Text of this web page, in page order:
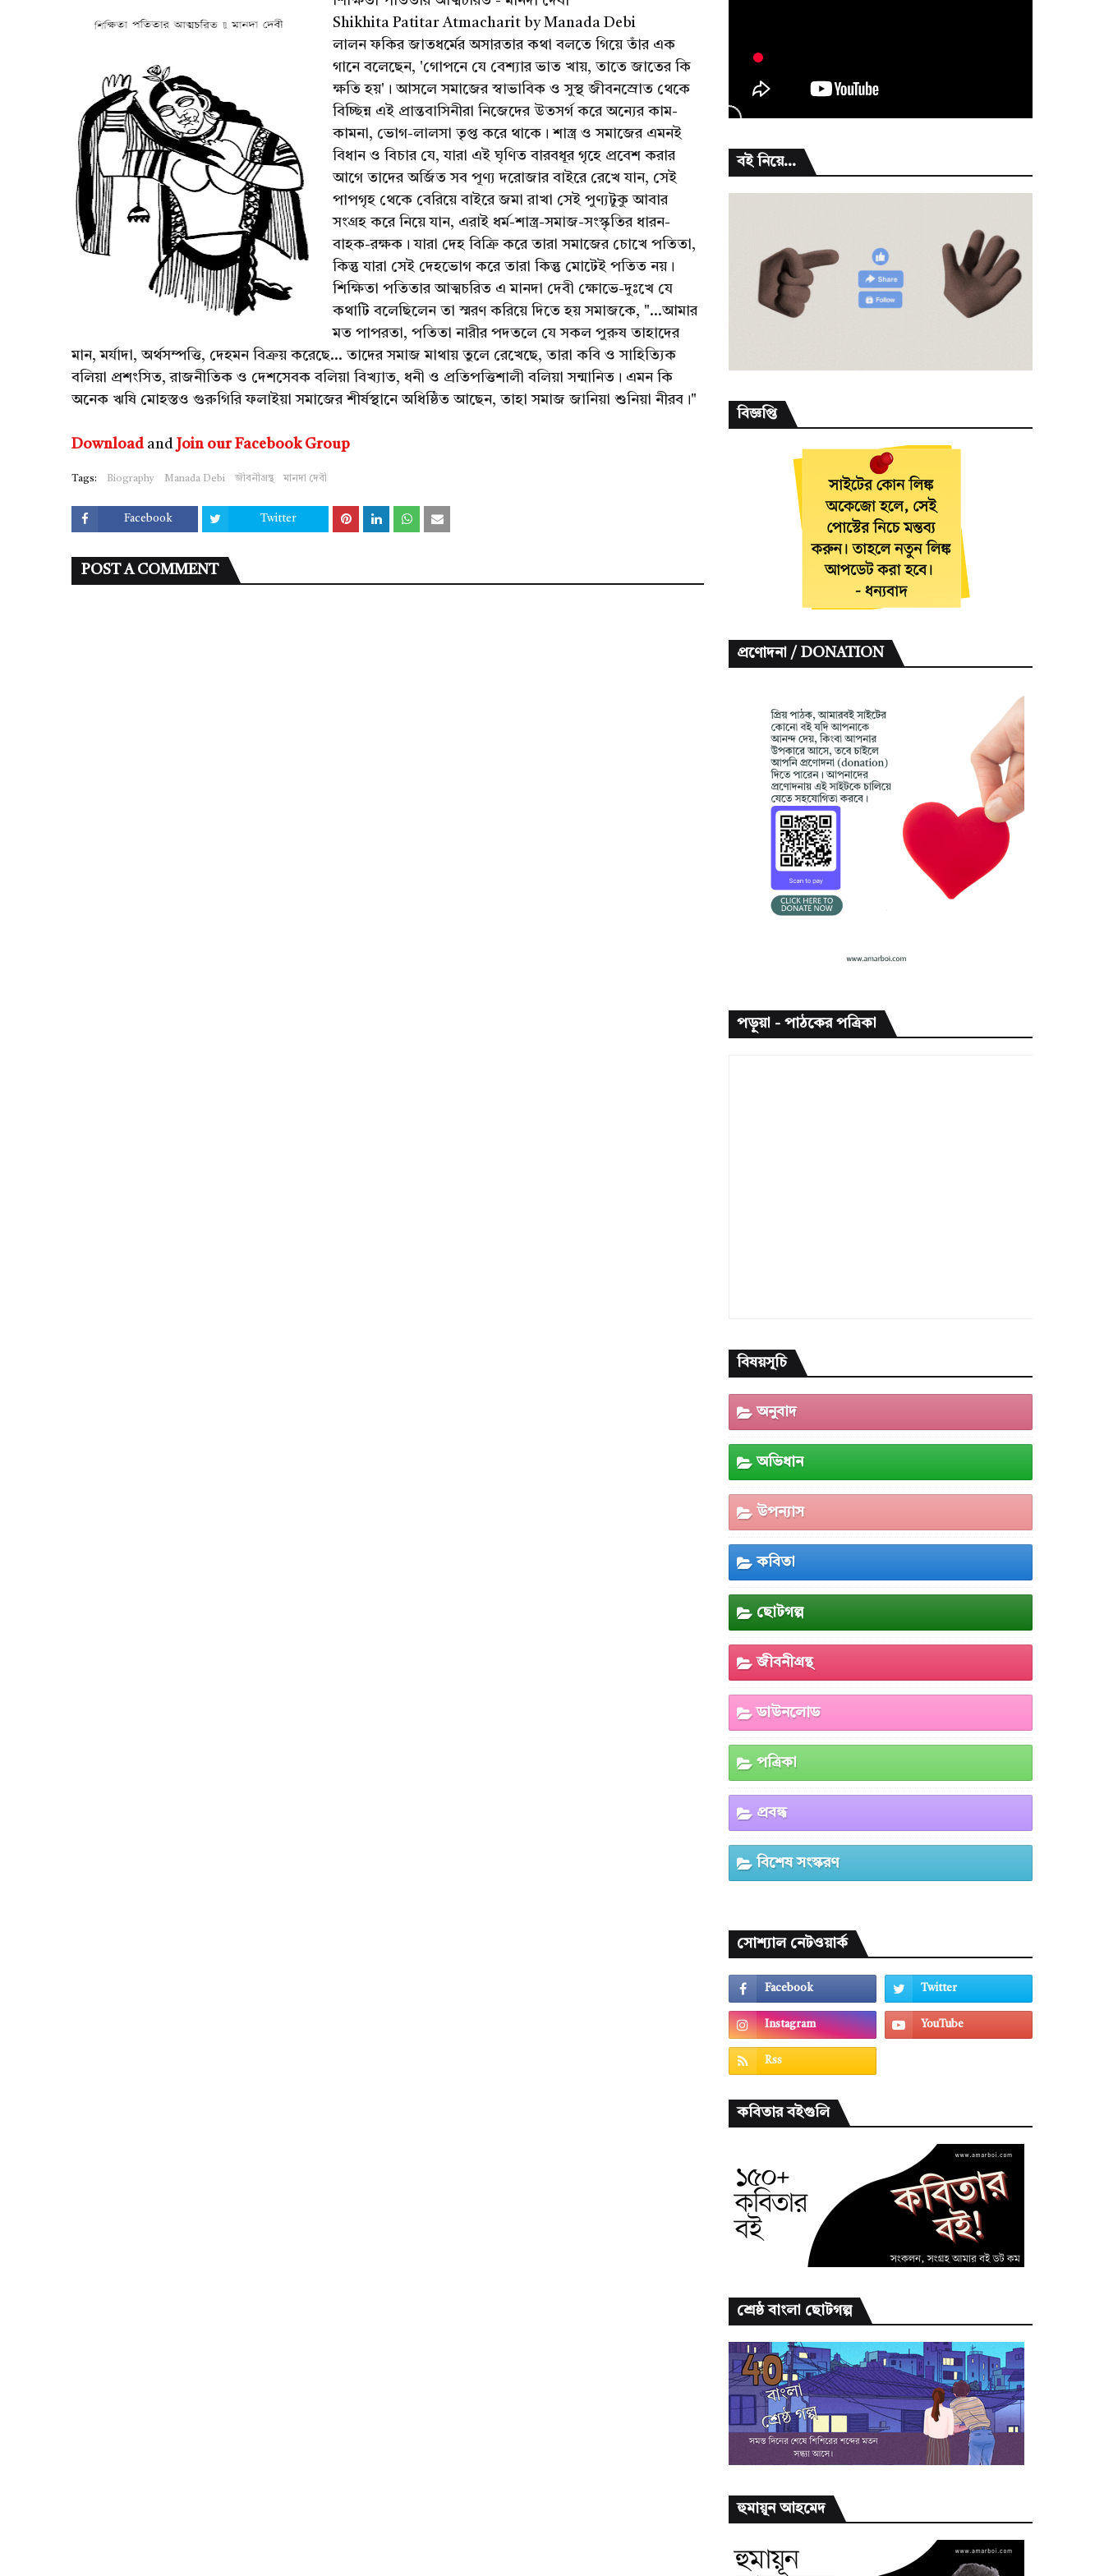
Shikhita Patitar Atmacharit by Manada Debi
লালন ফকির জাতধর্মের অসারতার কথা বলতে গিয়ে তাঁর এক
গানে বলেছেন, 'গোপনে যে বেশ্যার ভাত খায়, তাতে জাতের কি
ক্ষতি হয়'। আসলে সমাজের স্বাভাবিক ও সুস্থ জীবনস্রোত থেকে
বিচ্ছিন্ন এই প্রান্তবাসিনীরা নিজেদের উতসর্গ করে অন্যের কাম-
কামনা, ভোগ-লালসা তৃপ্ত করে থাকে। শাস্ত্র ও সমাজের এমনই
বিধান ও বিচার যে, যারা এই ঘৃণিত বারবধূর গৃহে প্রবেশ করার
আগে তাদের অর্জিত সব পূণ্য দরোজার বাইরে রেখে যান, সেই
পাপগৃহ থেকে বেরিয়ে বাইরে জমা রাখা সেই পুণ্যটুকু আবার
সংগ্রহ করে নিয়ে যান, এরাই ধর্ম-শাস্ত্র-সমাজ-সংস্কৃতির ধারন-
বাহক-রক্ষক। যারা দেহ বিক্রি করে তারা সমাজের চোখে পতিতা,
কিন্তু যারা সেই দেহভোগ করে তারা কিন্তু মোটেই পতিত নয়।
শিক্ষিতা পতিতার আত্মচরিত এ মানদা দেবী ক্ষোভে-দুঃখে যে
কথাটি বলেছিলেন তা স্মরণ করিয়ে দিতে হয় সমাজকে, "...আমার
মত পাপরতা, পতিতা নারীর পদতলে যে সকল পুরুষ তাহাদের
মান, মর্যাদা, অর্থসম্পত্তি, দেহমন বিক্রয় করেছে... তাদের সমাজ মাথায় তুলে রেখেছে, তারা কবি ও সাহিত্যিক
বলিয়া প্রশংসিত, রাজনীতিক ও দেশসেবক বলিয়া বিখ্যাত, ধনী ও প্রতিপত্তিশালী বলিয়া সন্মানিত। এমন কি
অনেক ঋষি মোহস্তও গুরুগিরি ফলাইয়া সমাজের শীর্ষস্থানে অধিষ্ঠিত আছেন, তাহা সমাজ জানিয়া শুনিয়া নীরব।"
Download and Join our Facebook Group
Tags: Biography Manada Debi জীবনীগ্রন্থ মানদা দেবী
Facebook Twitter
POST A COMMENT
বই নিয়ে...
বিজ্ঞপ্তি
প্রণোদনা / DONATION
পড়ুয়া - পাঠকের পত্রিকা
বিষয়সূচি
অনুবাদ
অভিধান
উপন্যাস
কবিতা
ছোটগল্প
জীবনীগ্রন্থ
ডাউনলোড
পত্রিকা
প্রবন্ধ
বিশেষ সংস্করণ
সোশ্যাল নেটওয়ার্ক
কবিতার বইগুলি
শ্রেষ্ঠ বাংলা ছোটগল্প
হুমায়ূন আহমেদ